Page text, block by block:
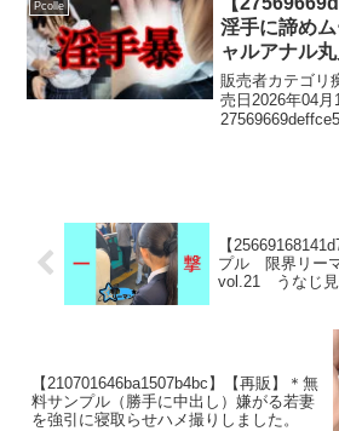
Pcolle
淫手に諦め
ャルアナル丸
販売者カテゴリ
売日2026年04月
【
プル 限界リー
vol.21 うなじ見
【210701646ba1507b4bc】【再販】＊無
料サンプル（勝手に中出し）嫌がる若妻
を強引に寝取らせハメ撮りしました。